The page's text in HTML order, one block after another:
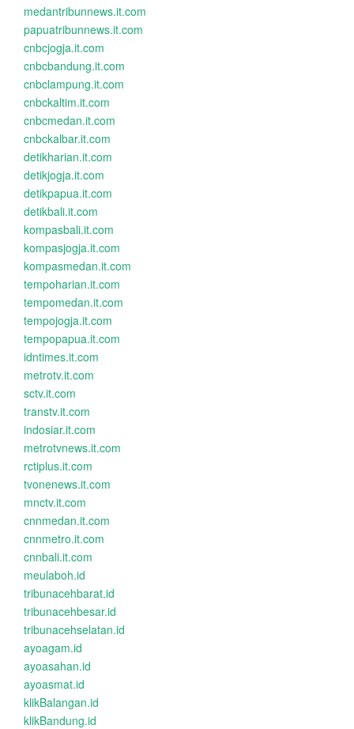
medantribunnews.it.com
papuatribunnews.it.com
cnbcjogja.it.com
cnbcbandung.it.com
cnbclampung.it.com
cnbckaltim.it.com
cnbcmedan.it.com
cnbckalbar.it.com
detikharian.it.com
detikjogja.it.com
detikpapua.it.com
detikbali.it.com
kompasbali.it.com
kompasjogja.it.com
kompasmedan.it.com
tempoharian.it.com
tempomedan.it.com
tempojogja.it.com
tempopapua.it.com
idntimes.it.com
metrotv.it.com
sctv.it.com
transtv.it.com
indosiar.it.com
metrotvnews.it.com
rctiplus.it.com
tvonenews.it.com
mnctv.it.com
cnnmedan.it.com
cnnmetro.it.com
cnnbali.it.com
meulaboh.id
tribunacehbarat.id
tribunacehbesar.id
tribunacehselatan.id
ayoagam.id
ayoasahan.id
ayoasmat.id
klikBalangan.id
klikBandung.id